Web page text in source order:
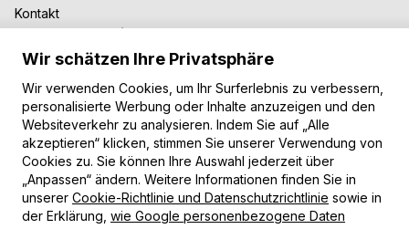
Kontakt
Zusammenarbeit
Für Blogger
B2B-Zusammenarbeit
Unsere Teppiche
Moderne Teppiche
Vintage Teppiche
Shaggy Teppiche
Kinderteppiche
Zahlungsarten
Wir schätzen Ihre Privatsphäre
Wir verwenden Cookies, um Ihr Surferlebnis zu verbessern,
personalisierte Werbung oder Inhalte anzuzeigen und den
Websiteverkehr zu analysieren. Indem Sie auf „Alle
akzeptieren“ klicken, stimmen Sie unserer Verwendung von
Cookies zu. Sie können Ihre Auswahl jederzeit über
„Anpassen“ ändern. Weitere Informationen finden Sie in
unserer Cookie-Richtlinie und Datenschutzrichtlinie sowie in
der Erklärung, wie Google personenbezogene Daten